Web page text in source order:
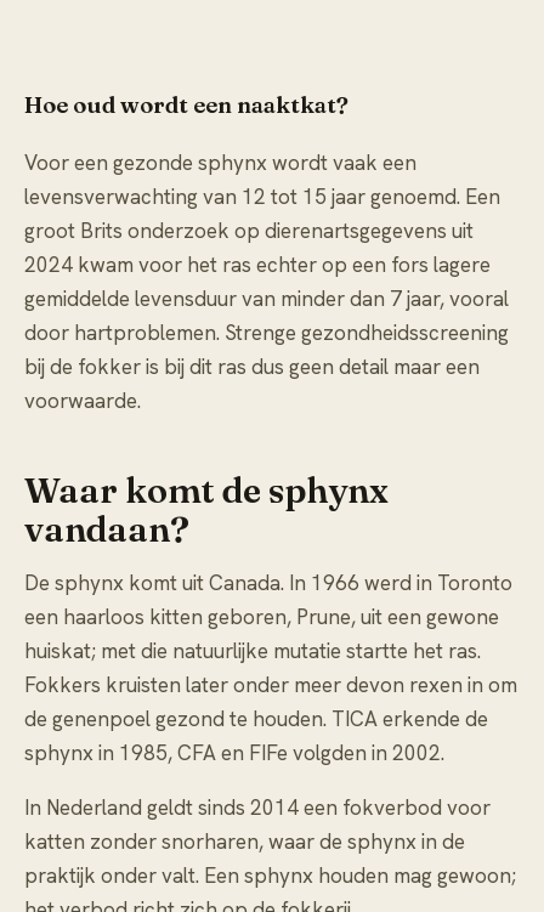
Hoe oud wordt een naaktkat?
Voor een gezonde sphynx wordt vaak een
levensverwachting van 12 tot 15 jaar genoemd. Een
groot Brits onderzoek op dierenartsgegevens uit
2024 kwam voor het ras echter op een fors lagere
gemiddelde levensduur van minder dan 7 jaar, vooral
door hartproblemen. Strenge gezondheidsscreening
bij de fokker is bij dit ras dus geen detail maar een
voorwaarde.
Waar komt de sphynx
vandaan?
De sphynx komt uit Canada. In 1966 werd in Toronto
een haarloos kitten geboren, Prune, uit een gewone
huiskat; met die natuurlijke mutatie startte het ras.
Fokkers kruisten later onder meer devon rexen in om
de genenpoel gezond te houden. TICA erkende de
sphynx in 1985, CFA en FIFe volgden in 2002.
In Nederland geldt sinds 2014 een fokverbod voor
katten zonder snorharen, waar de sphynx in de
praktijk onder valt. Een sphynx houden mag gewoon;